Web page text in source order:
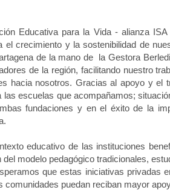
Educativa para la Vida - alianza ISA
crecimiento y la sostenibilidad de
de la mano de la Gestora
de la región, facilitando nuestro
hacia nosotros. Gracias al apoyo y el
escuelas que acompañamos;
fundaciones y en el éxito de la
educativo de las instituciones
modelo pedagógico tradicionales,
que estas iniciativas privadas
puedan reciban mayor